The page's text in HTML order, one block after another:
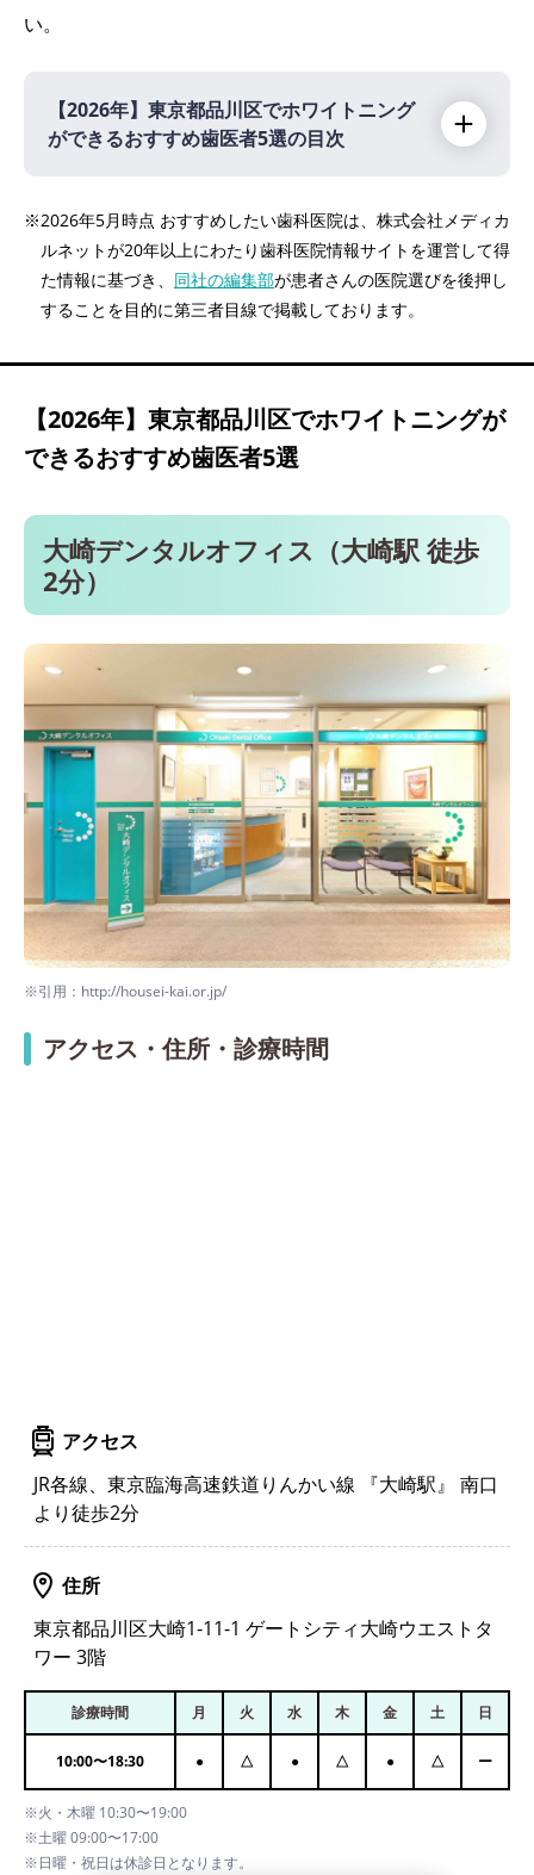
い。
【2026年】 東京都品川区でホワイトニング
ができるおすすめ歯医者5選の目次
大崎デンタルオフィス（大崎駅 徒歩2分）
山手歯科クリニック（大井町駅 徒歩4分）
ジュン歯科クリニック（青物横丁駅 徒歩1
分）
医療法人社団清貴会 小川歯科（品川駅 バス
で10分）
※2026年5月時点 おすすめしたい歯科医院は、株式会社メディカ
ルネットが20年以上にわたり歯科医院情報サイトを運営して得
た情報に基づき、 同社の編集部が患者さんの医院選びを後押し
することを目的に第三者目線で掲載しております。
【2026年】 東京都品川区でホワイトニングが
できるおすすめ歯医者5選
大崎デンタルオフィス（大崎駅 徒歩
2分）
※引用：http://housei-kai.or.jp/
アクセス・住所・診療時間
アクセス
JR各線、東京臨海高速鉄道りんかい線 『大崎駅』 南口
より徒歩2分
住所
東京都品川区大崎1-11-1 ゲートシティ大崎ウエストタ
ワー 3階
診療時間 月 火 水 木 金 土 日
10:00〜18:30 ● △ ● △ ● △ ー
※火・木曜 10:30〜19:00
※土曜 09:00〜17:00
※日曜・祝日は休診日となります。